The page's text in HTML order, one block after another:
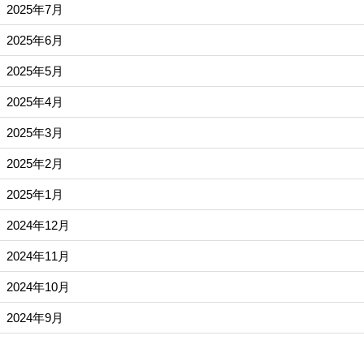
2025年7月
2025年6月
2025年5月
2025年4月
2025年3月
2025年2月
2025年1月
2024年12月
2024年11月
2024年10月
2024年9月